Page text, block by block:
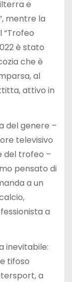
e
mentre la
“Trofeo
è stato
che è
al
attivo in
del genere –
televisivo
del trofeo –
pensato di
a un
a
inevitabile:
tifoso
a